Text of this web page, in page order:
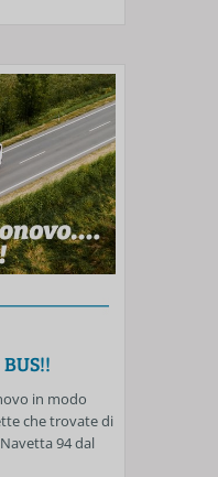
in modo
che trovate di
94 dal